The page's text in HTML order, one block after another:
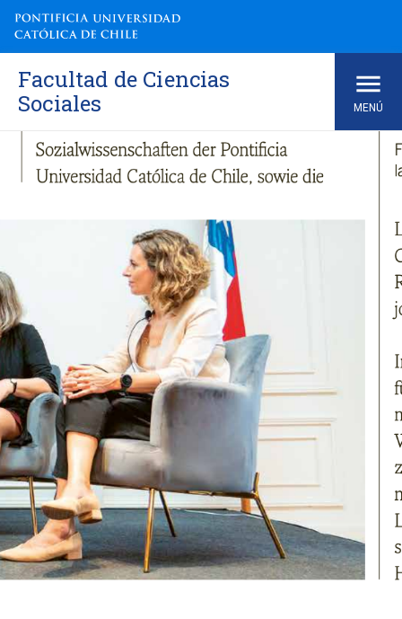
Skip
content
Facultad de Ciencias
Sociales
MENÚ